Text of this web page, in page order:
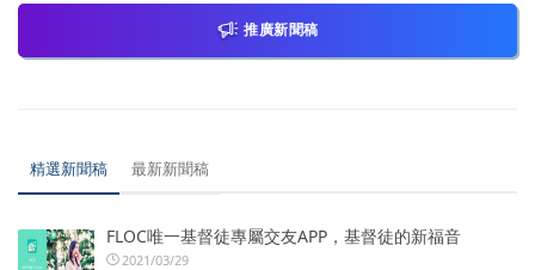
推廣新聞稿
精選新聞稿 最新新聞稿
FLOC唯一基督徒專屬交友APP，基督徒的新福音
2021/03/29